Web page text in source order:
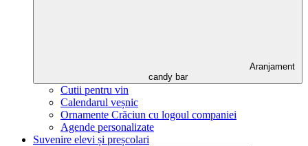
Aranjament
candy bar
Cutii pentru vin
Calendarul veșnic
Ornamente Crăciun cu logoul companiei
Agende personalizate
Suvenire elevi și preșcolari